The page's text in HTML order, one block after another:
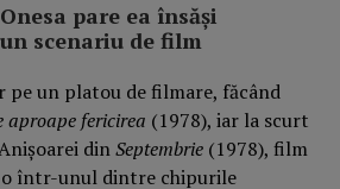
pare ea însăși
scenariu de film
un platou de filmare, făcând
aproape fericirea (1978), iar la scurt
dinSeptembrie (1978), film
într-unul dintre chipurile